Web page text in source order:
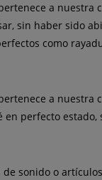
a nuestra
sin haber sido
como
a nuestra
perfecto
de sonido o